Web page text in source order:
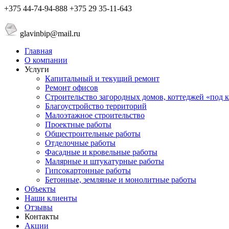
+375 44-74-94-888 +375 29 35-11-643
glavinbip@mail.ru
Главная
О компании
Услуги
Капитальный и текущий ремонт
Ремонт офисов
Строительство загородных домов, коттеджей «под
Благоустройствo территорий
Малоэтажное строительство
Проектные работы
Общестроительные работы
Отделочные работы
Фасадные и кровельные работы
Малярные и штукатурные работы
Гипсокартонные работы
Бетонные, земляные и монолитные работы
Объекты
Наши клиенты
Отзывы
Контакты
Акции